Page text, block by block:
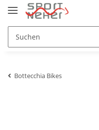
Bottecchia Bikes